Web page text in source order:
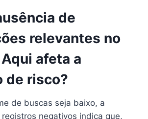
de
relevantes no
afeta a
de risco?
de buscas seja baixo, a
negativos indica que,